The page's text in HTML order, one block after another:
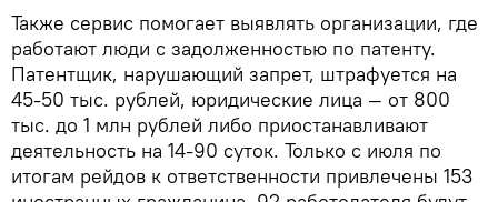
Также сервис помогает выявлять организации, где
работают люди с задолженностью по патенту.
Патентщик, нарушающий запрет, штрафуется на
45-50 тыс. рублей, юридические лица — от 800
тыс. до 1 млн рублей либо приостанавливают
деятельность на 14-90 суток. Только с июля по
итогам рейдов к ответственности привлечены 153